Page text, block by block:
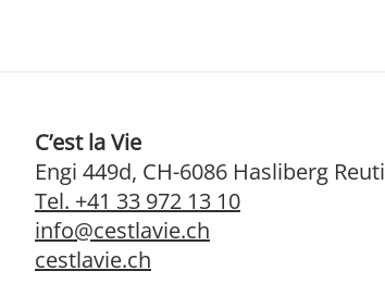
C’est la Vie
Engi 449d, CH-6086 Hasliberg Reuti
Tel. +41 33 972 13 10
info@cestlavie.ch
cestlavie.ch